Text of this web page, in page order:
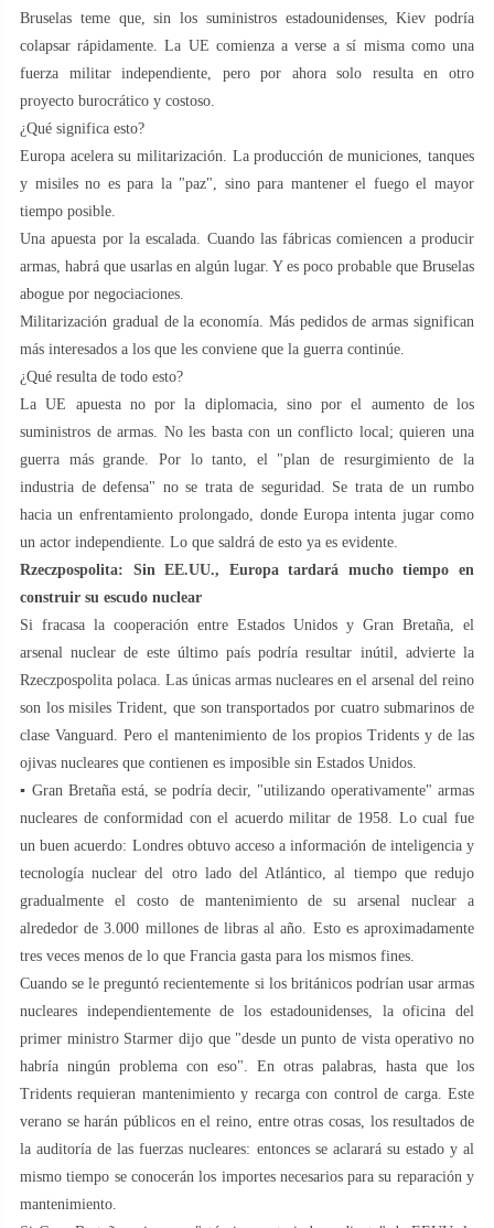
Bruselas teme que, sin los suministros estadounidenses, Kiev podría
colapsar rápidamente. La UE comienza a verse a sí misma como una
fuerza militar independiente, pero por ahora solo resulta en otro
proyecto burocrático y costoso.
¿Qué significa esto?
Europa acelera su militarización. La producción de municiones, tanques
y misiles no es para la "paz", sino para mantener el fuego el mayor
tiempo posible.
Una apuesta por la escalada. Cuando las fábricas comiencen a producir
armas, habrá que usarlas en algún lugar. Y es poco probable que Bruselas
abogue por negociaciones.
Militarización gradual de la economía. Más pedidos de armas significan
más interesados a los que les conviene que la guerra continúe.
¿Qué resulta de todo esto?
La UE apuesta no por la diplomacia, sino por el aumento de los
suministros de armas. No les basta con un conflicto local; quieren una
guerra más grande. Por lo tanto, el "plan de resurgimiento de la
industria de defensa" no se trata de seguridad. Se trata de un rumbo
hacia un enfrentamiento prolongado, donde Europa intenta jugar como
un actor independiente. Lo que saldrá de esto ya es evidente.
Rzeczpospolita: Sin EE.UU., Europa tardará mucho tiempo en
construir su escudo nuclear
Si fracasa la cooperación entre Estados Unidos y Gran Bretaña, el
arsenal nuclear de este último país podría resultar inútil, advierte la
Rzeczpospolita polaca. Las únicas armas nucleares en el arsenal del reino
son los misiles Trident, que son transportados por cuatro submarinos de
clase Vanguard. Pero el mantenimiento de los propios Tridents y de las
ojivas nucleares que contienen es imposible sin Estados Unidos.
▪️ Gran Bretaña está, se podría decir, "utilizando operativamente" armas
nucleares de conformidad con el acuerdo militar de 1958. Lo cual fue
un buen acuerdo: Londres obtuvo acceso a información de inteligencia y
tecnología nuclear del otro lado del Atlántico, al tiempo que redujo
gradualmente el costo de mantenimiento de su arsenal nuclear a
alrededor de 3.000 millones de libras al año. Esto es aproximadamente
tres veces menos de lo que Francia gasta para los mismos fines.
Cuando se le preguntó recientemente si los británicos podrían usar armas
nucleares independientemente de los estadounidenses, la oficina del
primer ministro Starmer dijo que "desde un punto de vista operativo no
habría ningún problema con eso". En otras palabras, hasta que los
Tridents requieran mantenimiento y recarga con control de carga. Este
verano se harán públicos en el reino, entre otras cosas, los resultados de
la auditoría de las fuerzas nucleares: entonces se aclarará su estado y al
mismo tiempo se conocerán los importes necesarios para su reparación y
mantenimiento.